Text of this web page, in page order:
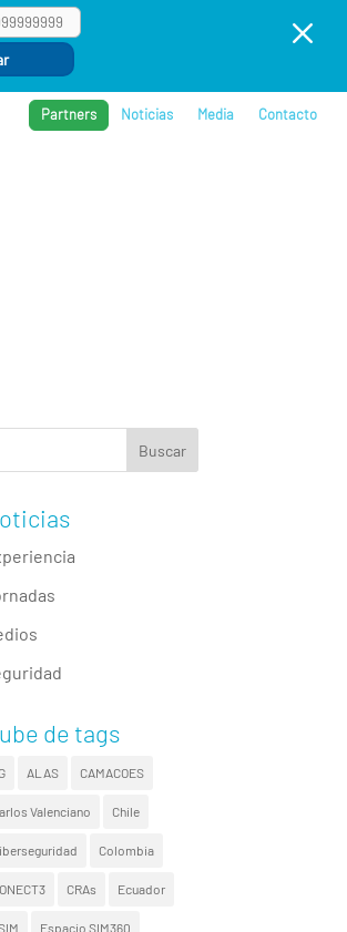
M
Partners Noticias Media Contacto
de tags
ALAS CAMACOES
Valenciano Chile
Colombia
CRAs Ecuador
Espacio SIM360